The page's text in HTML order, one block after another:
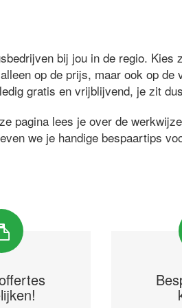
bij jou in de regio. Kies
op de prijs, maar ook op de
gratis en vrijblijvend, je zit
pagina lees je over de
we je handige bespaartips